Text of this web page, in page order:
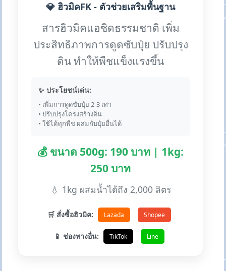
💎 ฮิวมิคFK - ตัวช่วยเสริมพื้นฐาน
สารฮิวมิคแอซิดธรรมชาติ เพิ่ม
ประสิทธิภาพการดูดซับปุ๋ย ปรับปรุง
ดิน ทำให้พืชแข็งแรงขึ้น
✨ ประโยชน์เด่น:
• เพิ่มการดูดซับปุ๋ย 2-3 เท่า
• ปรับปรุงโครงสร้างดิน
• ใช้ได้ทุกพืช ผสมกับปุ๋ยอื่นได้
💰 ขนาด 500g: 190 บาท | 1kg:
250 บาท
💧 1kg ผสมน้ำได้ถึง 2,000 ลิตร
🛒 สั่งซื้อฮิวมิค: Lazada Shopee
📱 ช่องทางอื่น: TikTok Line